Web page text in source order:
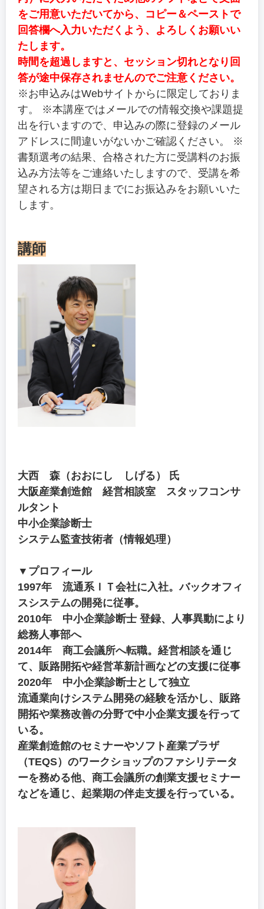
をご用意いただいてから、コピー＆ペーストで
回答欄へ入力いただくよう、よろしくお願いい
たします。
時間を超過しますと、セッション切れとなり回
答が途中保存されませんのでご注意ください。
※お申込みはWebサイトからに限定しておりま
す。 ※本講座ではメールでの情報交換や課題提
出を行いますので、申込みの際に登録のメール
アドレスに間違いがないかご確認ください。 ※
書類選考の結果、合格された方に受講料のお振
込み方法等をご連絡いたしますので、受講を希
望される方は期日までにお振込みをお願いいた
します。
講師
大西 森（おおにし しげる） 氏
大阪産業創造館 経営相談室 スタッフコンサ
ルタント
中小企業診断士
システム監査技術者（情報処理）
▼プロフィール
1997年 流通系ＩＴ会社に入社。バックオフィ
スシステムの開発に従事。
2010年 中小企業診断士 登録、人事異動により
総務人事部へ
2014年 商工会議所へ転職。経営相談を通じ
て、販路開拓や経営革新計画などの支援に従事
2020年 中小企業診断士として独立
流通業向けシステム開発の経験を活かし、販路
開拓や業務改善の分野で中小企業支援を行って
いる。
産業創造館のセミナーやソフト産業プラザ
（TEQS）のワークショップのファシリテータ
ーを務める他、商工会議所の創業支援セミナー
などを通じ、起業期の伴走支援を行っている。